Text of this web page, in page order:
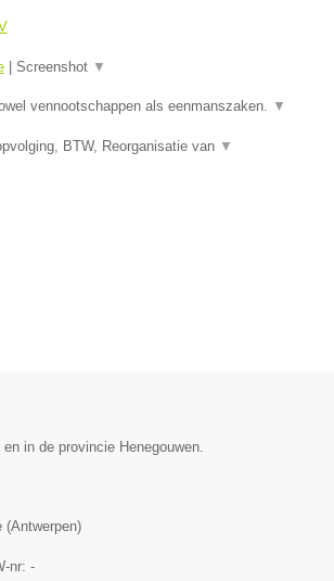
| Screenshot ▼
vennootschappen als eenmanszaken. ▼
BTW, Reorganisatie van ▼
in de provincie Henegouwen.
(Antwerpen)
nr: -